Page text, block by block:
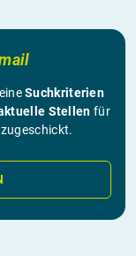
Suchkriterien
Stellen für